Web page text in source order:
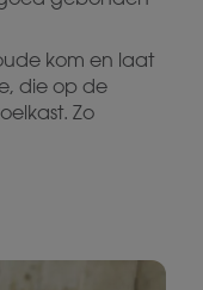
kom en laat
die op de
Zo